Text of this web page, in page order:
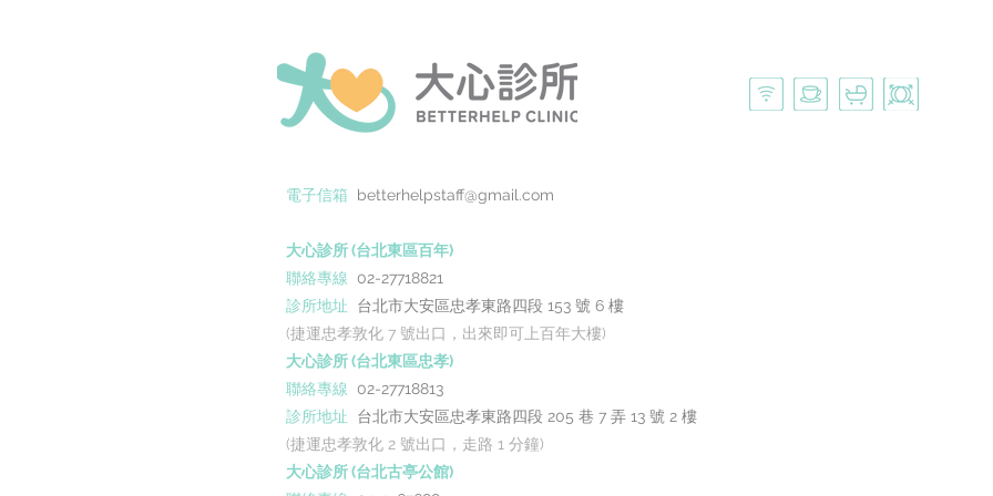
電子信箱 betterhelpstaff@gmail.com
大心診所 (台北東區百年)
聯絡專線 02-27718821
診所地址 台北市大安區忠孝東路四段 153 號 6 樓
(捷運忠孝敦化 7 號出口，出來即可上百年大樓)
大心診所 (台北東區忠孝)
聯絡專線 02-27718813
診所地址 台北市大安區忠孝東路四段 205 巷 7 弄 13 號 2 樓
(捷運忠孝敦化 2 號出口，走路 1 分鐘)
大心診所 (台北古亭公館)